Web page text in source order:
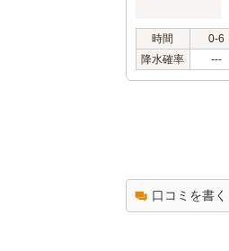
時間 0-6
降水確率
---
口コミを書く